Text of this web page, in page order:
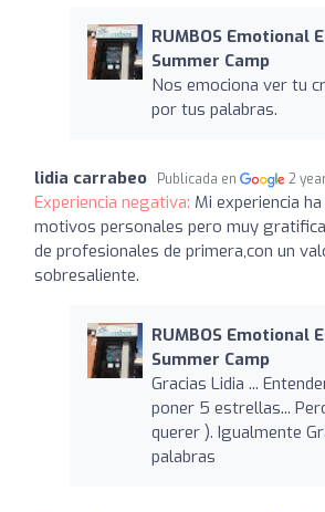
RUMBOS Emotional
Summer Camp
Nos emociona ver tu
por tus palabras.
lidia carrabeo Publicada en 2
Experiencia negativa: Mi experiencia
motivos personales pero muy
de profesionales de primera,con un
sobresaliente.
RUMBOS Emotional
Summer Camp
Gracias Lidia ...
poner 5 estrellas...
querer ). Igualmente
palabras